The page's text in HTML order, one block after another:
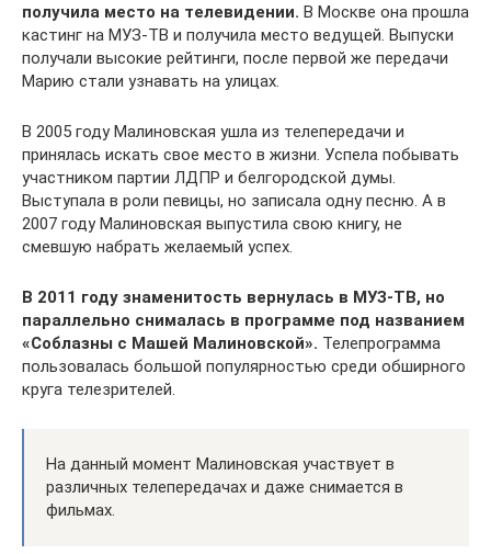
получила место на телевидении. В Москве она прошла
кастинг на МУЗ-ТВ и получила место ведущей. Выпуски
получали высокие рейтинги, после первой же передачи
Марию стали узнавать на улицах.
В 2005 году Малиновская ушла из телепередачи и
принялась искать свое место в жизни. Успела побывать
участником партии ЛДПР и белгородской думы.
Выступала в роли певицы, но записала одну песню. А в
2007 году Малиновская выпустила свою книгу, не
смевшую набрать желаемый успех.
В 2011 году знаменитость вернулась в МУЗ-ТВ, но
параллельно снималась в программе под названием
«Соблазны с Машей Малиновской». Телепрограмма
пользовалась большой популярностью среди обширного
круга телезрителей.
На данный момент Малиновская участвует в
различных телепередачах и даже снимается в
фильмах.